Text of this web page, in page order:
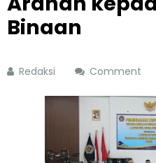
Binaan
Redaksi Comment